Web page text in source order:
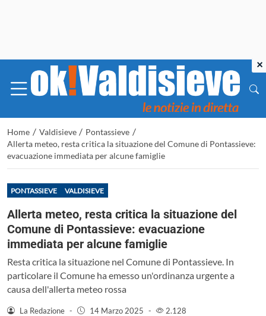
Home / Valdisieve / Pontassieve /
Allerta meteo, resta critica la situazione del Comune di Pontassieve:
evacuazione immediata per alcune famiglie
PONTASSIEVE VALDISIEVE
Allerta meteo, resta critica la situazione del
Comune di Pontassieve: evacuazione
immediata per alcune famiglie
Resta critica la situazione nel Comune di Pontassieve. In
particolare il Comune ha emesso un'ordinanza urgente a
causa dell'allerta meteo rossa
La Redazione - 14 Marzo 2025 - 2.128
×